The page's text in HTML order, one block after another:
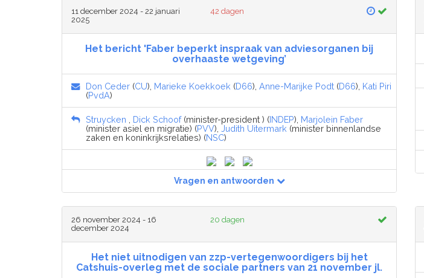
11 december 2024 - 22 januari
2025
42 dagen
Het bericht 'Faber beperkt inspraak van adviesorganen bij
overhaaste wetgeving’
Don Ceder (CU), Marieke Koekkoek (D66), Anne-Marijke Podt (D66), Kati Piri
(PvdA)
Struycken Dick Schoof(minister-president ) (INDEP), Marjolein Faber
(minister asiel en migratie) (PVV), Judith Uitermark (minister binnenlandse
zaken en koninkrijksrelaties) (NSC)
Vragen en antwoorden
26 november 2024 - 16
december 2024
20 dagen
Het niet uitnodigen van zzp-vertegenwoordigers bij het
Catshuis-overleg met de sociale partners van 21 november jl.